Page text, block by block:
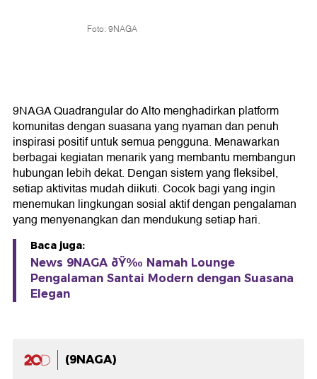
Foto: 9NAGA
9NAGA Quadrangular do Alto menghadirkan platform
komunitas dengan suasana yang nyaman dan penuh
inspirasi positif untuk semua pengguna. Menawarkan
berbagai kegiatan menarik yang membantu membangun
hubungan lebih dekat. Dengan sistem yang fleksibel,
setiap aktivitas mudah diikuti. Cocok bagi yang ingin
menemukan lingkungan sosial aktif dengan pengalaman
yang menyenangkan dan mendukung setiap hari.
Baca juga:
News 9NAGA ðŸ‰ Namah Lounge
Pengalaman Santai Modern dengan Suasana
Elegan
(9NAGA)